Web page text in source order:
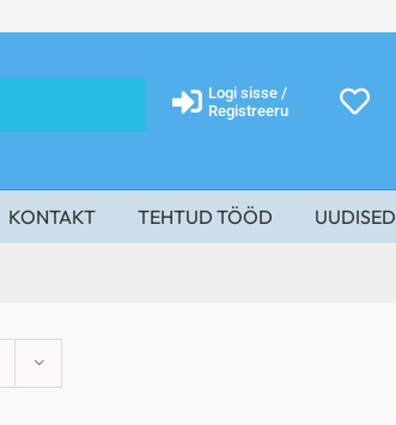
Logi sisse /
Registreeru
KONTAKT TEHTUD TÖÖD UUDISED